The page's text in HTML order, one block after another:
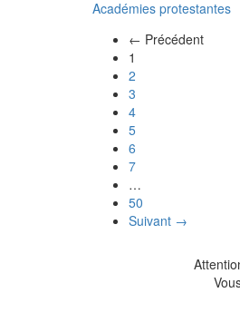
Académies protestantes
← Précédent
1
2
3
4
5
6
7
…
50
Suivant →